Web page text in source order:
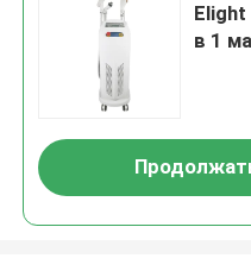
Elight
в 1